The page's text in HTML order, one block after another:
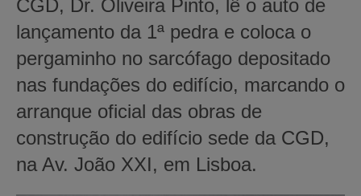
CGD, Dr. Oliveira Pinto, lê o auto de
lançamento da 1ª pedra e coloca o
pergaminho no sarcófago depositado
nas fundações do edifício, marcando o
arranque oficial das obras de
construção do edifício sede da CGD,
na Av. João XXI, em Lisboa.